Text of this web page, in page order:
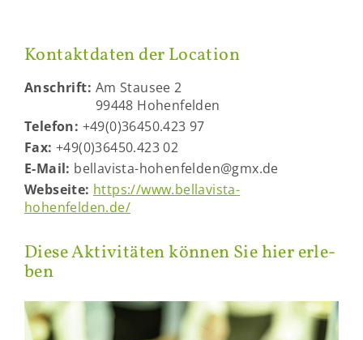
Kon­takt­da­ten der Lo­ca­ti­on
An­schrift: Am Stau­see 2
99448 Ho­hen­fel­den
Te­le­fon: +49(0)36450.423 97
Fax: +49(0)36450.423 02
E-​Mail: bellavista-​hohenfelden@gmx.de
Web­sei­te: https://www.bellavista-​
hohenfelden.de/
Diese Ak­ti­vi­tä­ten kön­nen Sie hier er­le­
ben